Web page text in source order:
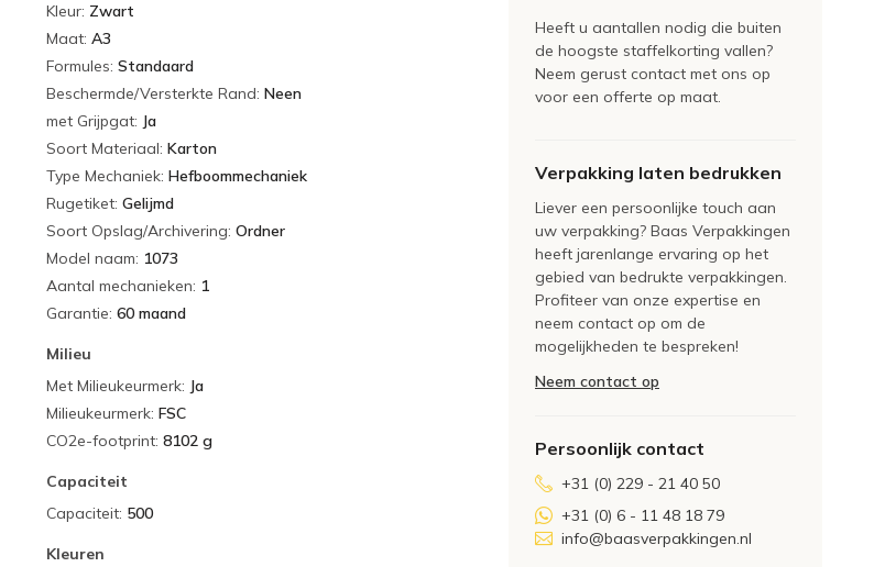
Kleur: Zwart
Maat: A3
Formules: Standaard
Beschermde/Versterkte Rand: Neen
met Grijpgat: Ja
Soort Materiaal: Karton
Type Mechaniek: Hefboommechaniek
Rugetiket: Gelijmd
Soort Opslag/Archivering: Ordner
Model naam: 1073
Aantal mechanieken: 1
Garantie: 60 maand
Milieu
Met Milieukeurmerk: Ja
Milieukeurmerk: FSC
CO2e-footprint: 8102 g
Capaciteit
Capaciteit: 500
Kleuren
Heeft u aantallen nodig die buiten
de hoogste staffelkorting vallen?
Neem gerust contact met ons op
voor een offerte op maat.
Verpakking laten bedrukken
Liever een persoonlijke touch aan
uw verpakking? Baas Verpakkingen
heeft jarenlange ervaring op het
gebied van bedrukte verpakkingen.
Profiteer van onze expertise en
neem contact op om de
mogelijkheden te bespreken!
Neem contact op
Persoonlijk contact
+31 (0) 229 - 21 40 50
+31 (0) 6 - 11 48 18 79
info@baasverpakkingen.nl